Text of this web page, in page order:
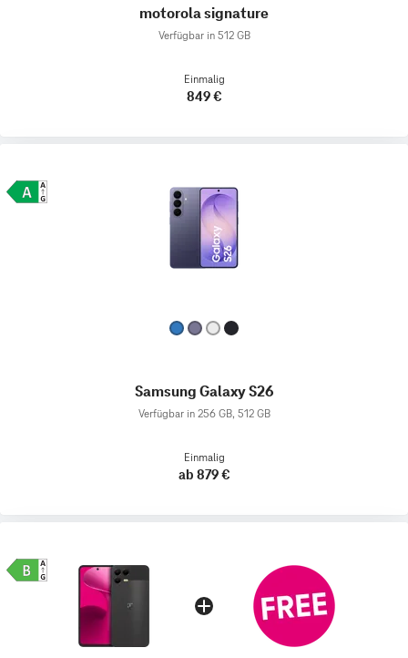
motorola signature
Verfügbar in 512 GB
Einmalig
849 €
Samsung Galaxy S26
Verfügbar in 256 GB, 512 GB
Einmalig
ab 879 €